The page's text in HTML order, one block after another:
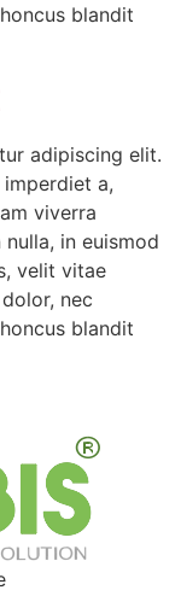
blandit
adipiscing elit.
a,
viverra
in euismod
velit vitae
nec
blandit